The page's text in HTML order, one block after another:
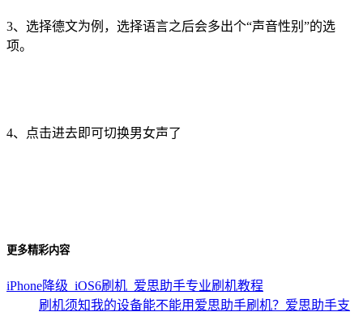
3、选择德文为例，选择语言之后会多出个“声音性别”的选
项。
4、点击进去即可切换男女声了
更多精彩内容
iPhone降级_iOS6刷机_爱思助手专业刷机教程
刷机须知我的设备能不能用爱思助手刷机？爱思助手支